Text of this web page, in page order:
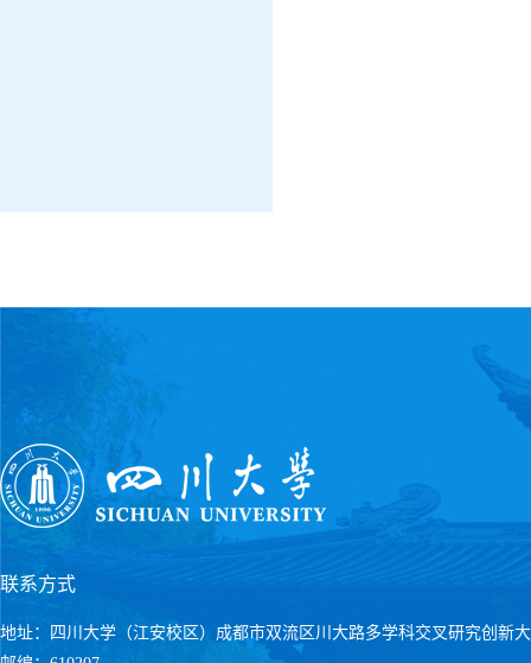
联系方式
地址：四川大学（江安校区）成都市双流区川大路多学科交叉研究创新